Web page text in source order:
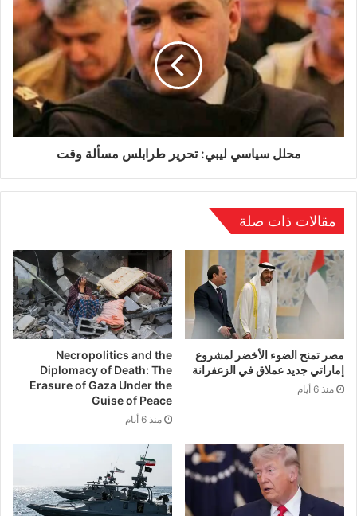
الوسوم احتجاجات فرنسا لبنان
محلل سياسي ليبي: تحرير طرابلس مسألة وقت
مقالات ذات صلة
مصر تمنح الضوء الأخضر لمشروع
إماراتي جديد عملاق في الزعفرانة
منذ 6 أيام
Necropolitics and the
Diplomacy of Death: The
Erasure of Gaza Under the
Guise of Peace
منذ 6 أيام